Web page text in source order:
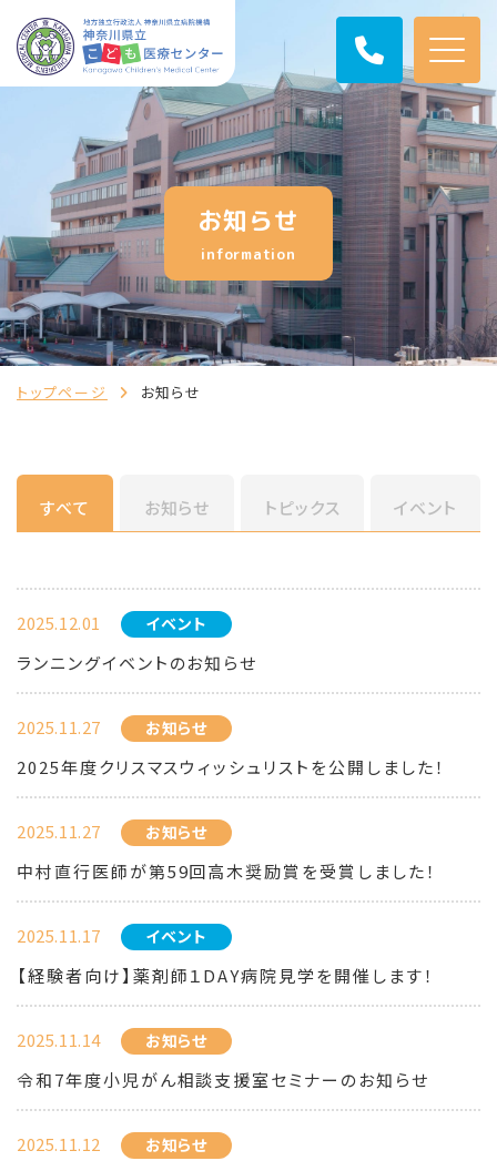
お知らせ
information
トップページ お知らせ
すべて お知らせ トピックス イベント
2025.12.01 イベント
ランニングイベントのお知らせ
2025.11.27 お知らせ
2025年度クリスマスウィッシュリストを公開しました！
2025.11.27 お知らせ
中村直行医師が第59回高木奨励賞を受賞しました！
2025.11.17 イベント
【経験者向け】薬剤師１DAY病院見学を開催します！
2025.11.14 お知らせ
令和7年度小児がん相談支援室セミナーのお知らせ
2025.11.12 お知らせ